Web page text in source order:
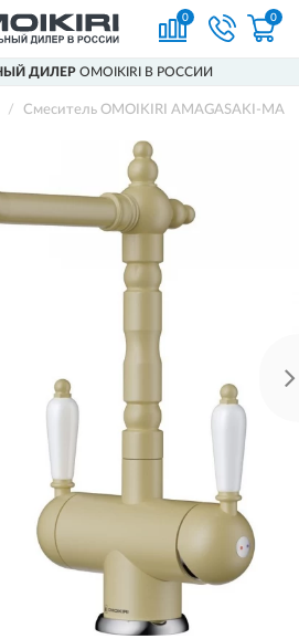
0 0
ДИЛЕРOMOIKIRI В РОССИИ
Смеситель OMOIKIRI AMAGASAKI-MA